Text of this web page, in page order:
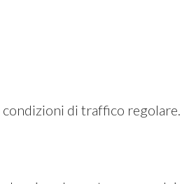
di traffico regolare.